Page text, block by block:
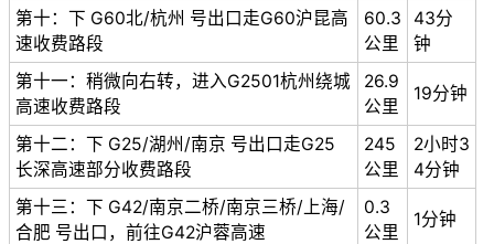
第十：下 G60北/杭州 号出口走G60沪昆高
速收费路段
60.3
公里
43分
钟
第十一：稍微向右转，进入G2501杭州绕城
高速收费路段
26.9
公里
19分钟
第十二：下 G25/湖州/南京 号出口走G25
长深高速部分收费路段
245
公里
2小时3
4分钟
第十三：下 G42/南京二桥/南京三桥/上海/
合肥 号出口，前往G42沪蓉高速
0.3
公里
1分钟